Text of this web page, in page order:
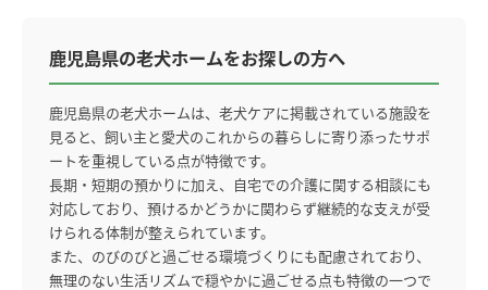
鹿児島県の老犬ホームをお探しの方へ
鹿児島県の老犬ホームは、老犬ケアに掲載されている施設を
見ると、飼い主と愛犬のこれからの暮らしに寄り添ったサポ
ートを重視している点が特徴です。
長期・短期の預かりに加え、自宅での介護に関する相談にも
対応しており、預けるかどうかに関わらず継続的な支えが受
けられる体制が整えられています。
また、のびのびと過ごせる環境づくりにも配慮されており、
無理のない生活リズムで穏やかに過ごせる点も特徴の一つで